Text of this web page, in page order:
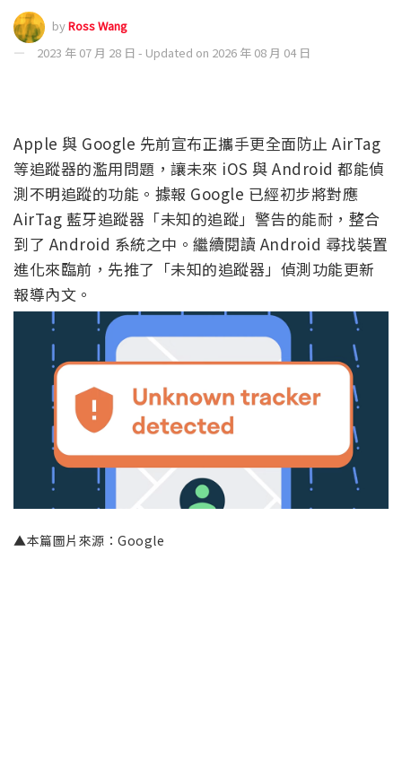
byRoss Wang
2023 年 07 月 28 日 - Updated on 2026 年 08 月 04 日
Apple 與 Google 先前宣布正攜手更全面防止 AirTag
等追蹤器的濫用問題，讓未來 iOS 與 Android 都能偵
測不明追蹤的功能。據報 Google 已經初步將對應
AirTag 藍牙追蹤器「未知的追蹤」警告的能耐，整合
到了 Android 系統之中。繼續閱讀 Android 尋找裝置
進化來臨前，先推了「未知的追蹤器」偵測功能更新
報導內文。
▲本篇圖片來源：Google